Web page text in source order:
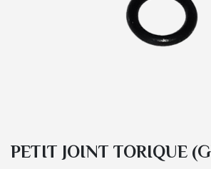
PETIT JOINT TORIQUE